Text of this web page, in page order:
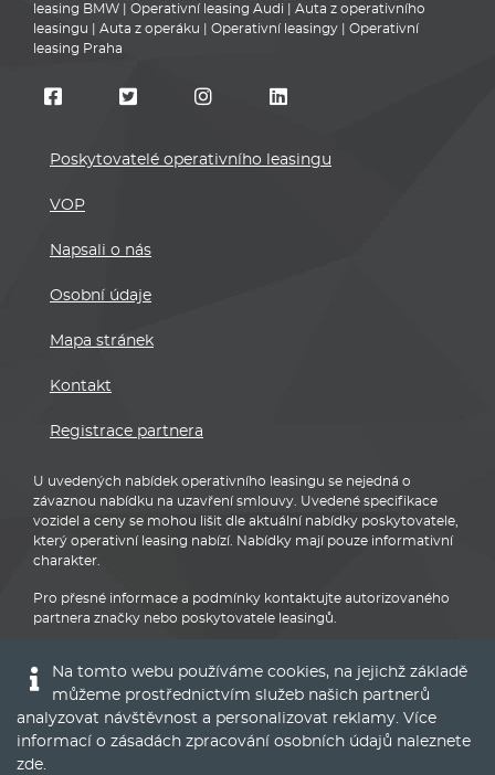
leasing BMW
Operativní leasing Audi
Auta z operativního
leasingu
Auta z operáku Operativní leasingy
Operativní
leasing Praha
Poskytovatelé operativního leasingu
VOP
Napsali o nás
Osobní údaje
Mapa stránek
Kontakt
Registrace partnera
U uvedených nabídek operativního leasingu se nejedná o
závaznou nabídku na uzavření smlouvy. Uvedené specifikace
vozidel a ceny se mohou lišit dle aktuální nabídky poskytovatele,
který operativní leasing nabízí. Nabídky mají pouze informativní
charakter.
Pro přesné informace a podmínky kontaktujte autorizovaného
partnera značky nebo poskytovatele leasingů.
Na tomto webu používáme cookies, na jejichž základě
můžeme prostřednictvím služeb našich partnerů
analyzovat návštěvnost a personalizovat reklamy. Více
informací o zásadách zpracování osobních údajů naleznete
zde.